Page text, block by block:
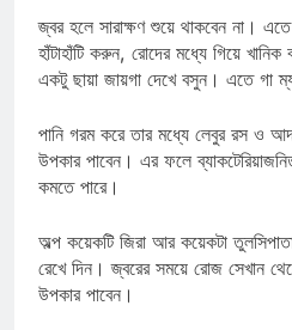
জ্বর হলে সারাক্ষণ শুয়ে থাকবেন না।
হাঁটাহাঁটি করুন, রোদের মধ্যে গিয়ে
একটু ছায়া জায়গা দেখে বসুন। এতে গা
পানি গরম করে তার মধ্যে লেবুর রস ও
উপকার পাবেন। এর ফলে
কমতে পারে।
অল্প কয়েকটি জিরা আর কয়েকটা
রেখে দিন। জ্বরের সময়ে রোজ সেখান
উপকার পাবেন।